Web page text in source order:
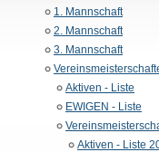
1. Mannschaft
2. Mannschaft
3. Mannschaft
Aktiven - Liste
EWIGEN - Liste
Aktiven - Liste